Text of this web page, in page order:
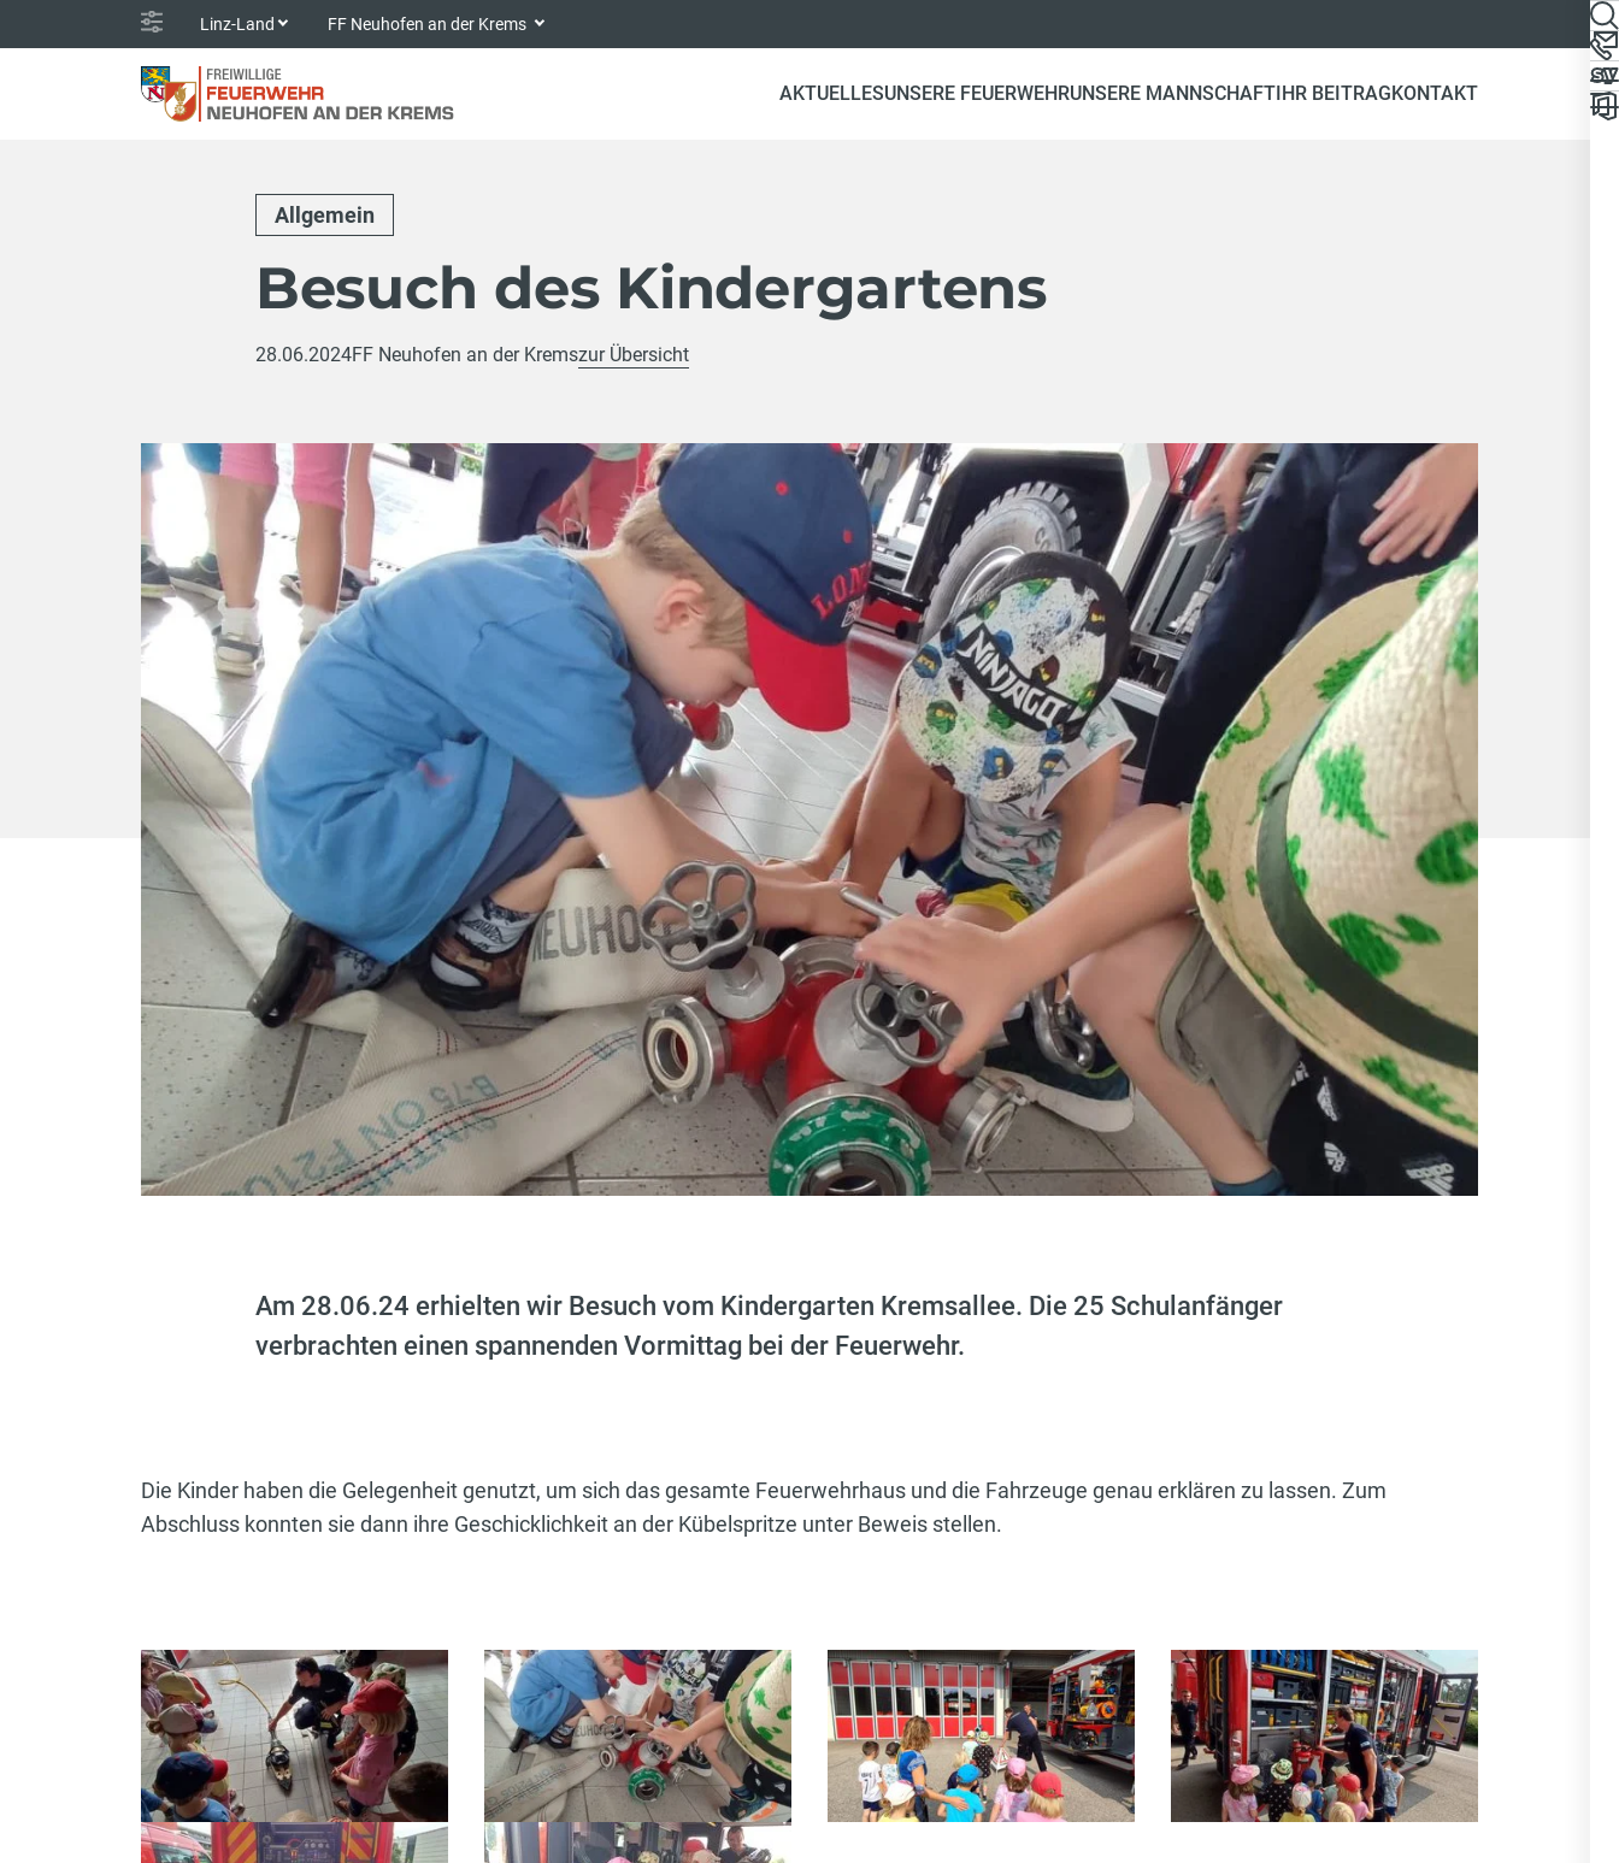
Linz-Land FF Neuhofen an der Krems
AKTUELLESUNSERE FEUERWEHRUNSERE MANNSCHAFTIHR BEITRAGKONTAKT
Allgemein
Besuch des Kindergartens
28.06.2024FF Neuhofen an der Kremszur Übersicht
Am 28.06.24 erhielten wir Besuch vom Kindergarten Kremsallee. Die 25 Schulanfänger
verbrachten einen spannenden Vormittag bei der Feuerwehr.
Die Kinder haben die Gelegenheit genutzt, um sich das gesamte Feuerwehrhaus und die Fahrzeuge genau erklären zu lassen. Zum
Abschluss konnten sie dann ihre Geschicklichkeit an der Kübelspritze unter Beweis stellen.